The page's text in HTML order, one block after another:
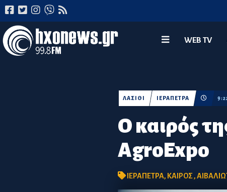
WEB TV
Ο καιρός
AgroExpo
ΛΑΣΙΘΙ ΙΕΡΑΠΕΤΡΑ
ΙΕΡΑΠΕΤΡΑ, ΚΑΙΡΟΣ,